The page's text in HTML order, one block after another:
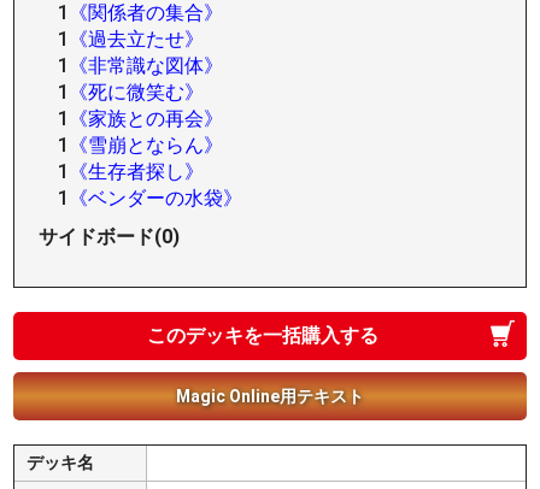
1
《関係者の集合》
1
《過去立たせ》
1
《非常識な図体》
1
《死に微笑む》
1
《家族との再会》
1
《雪崩とならん》
1
《生存者探し》
1
《ベンダーの水袋》
サイドボード(0)
このデッキを一括購入する
Magic Online用テキスト
デッキ名